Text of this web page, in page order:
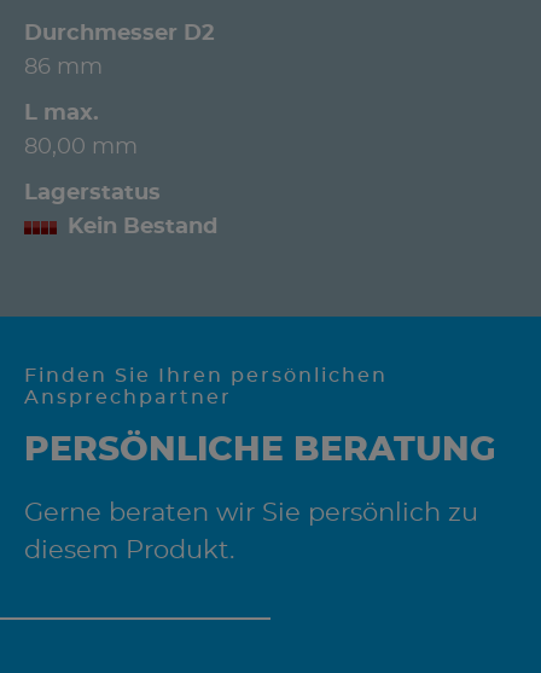
Durchmesser D2
86 mm
L max.
80,00 mm
Lagerstatus
Kein Bestand
Finden Sie Ihren persönlichen
Ansprechpartner
PERSÖNLICHE BERATUNG
Gerne beraten wir Sie persönlich zu
diesem Produkt.